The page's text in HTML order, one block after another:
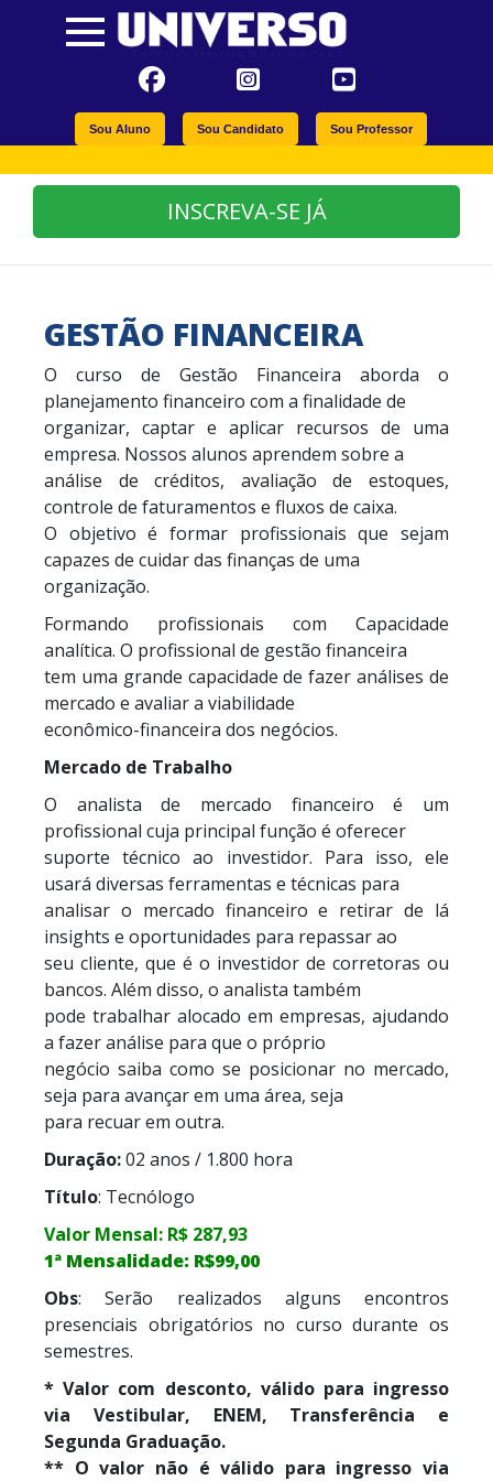
Sou Aluno Sou Candidato Sou Professor
INSCREVA-SE JÁ
GESTÃO FINANCEIRA
O curso de Gestão Financeira aborda o
planejamento financeiro com a finalidade de
organizar, captar e aplicar recursos de uma
empresa. Nossos alunos aprendem sobre a
análise de créditos, avaliação de estoques,
controle de faturamentos e fluxos de caixa.
O objetivo é formar profissionais que sejam
capazes de cuidar das finanças de uma
organização.
Formando profissionais com Capacidade
analítica. O profissional de gestão financeira
tem uma grande capacidade de fazer análises de
mercado e avaliar a viabilidade
econômico-financeira dos negócios.
Mercado de Trabalho
O analista de mercado financeiro é um
profissional cuja principal função é oferecer
suporte técnico ao investidor. Para isso, ele
usará diversas ferramentas e técnicas para
analisar o mercado financeiro e retirar de lá
insights e oportunidades para repassar ao
seu cliente, que é o investidor de corretoras ou
bancos. Além disso, o analista também
pode trabalhar alocado em empresas, ajudando
a fazer análise para que o próprio
negócio saiba como se posicionar no mercado,
seja para avançar em uma área, seja
para recuar em outra.
Duração:02 anos / 1.800 hora
Título: Tecnólogo
Valor Mensal: R$ 287,93
1ª Mensalidade: R$99,00
Obs: Serão realizados alguns encontros
presenciais obrigatórios no curso durante os
semestres.
* Valor com desconto, válido para ingresso
via Vestibular, ENEM, Transferência e
Segunda Graduação.
** O valor não é válido para ingresso via